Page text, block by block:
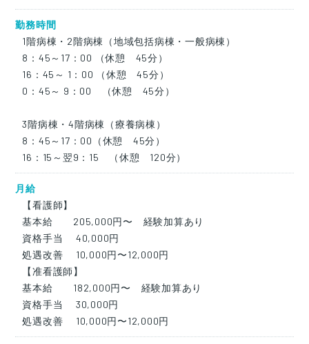
勤務時間
1階病棟・2階病棟（地域包括病棟・一般病棟）
8：45～17：00 （休憩 45分）
16：45～ 1：00 （休憩 45分）
0：45～ 9：00 （休憩 45分）
3階病棟・4階病棟（療養病棟）
8：45～17：00（休憩 45分）
16：15～翌9：15 （休憩 120分）
月給
【看護師】
基本給 205,000円〜 経験加算あり
資格手当 40,000円
処遇改善 10,000円〜12,000円
【准看護師】
基本給 182,000円〜 経験加算あり
資格手当 30,000円
処遇改善 10,000円〜12,000円